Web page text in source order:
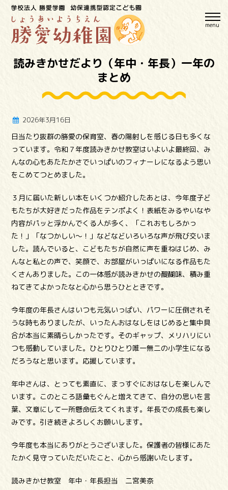
読みきかせだより（年中・年長）一年の
まとめ
2026年3月16日
日当たり抜群の勝愛の保育室、春の陽射しを感じる日も多くな
っています。令和７年度読みきかせ教室はいよいよ最終回、み
んなの心もあたたかさでいっぱいのフィナーレになるよう思い
をこめてつとめました。
３月に届いた新しい本をいくつか紹介したあとは、今年度子ど
もたちが大好きだった作品をテンポよく！表紙をみるやいなや
内容がパッと浮かんでくる人が多く、「これおもしろかっ
た！」「なつかしい～！」などなどいろいろな声が飛び交いま
した。読んでいると、こどもたちが自然に声を重ねはじめ、み
んなと私との声で、笑顔で、お部屋がいっぱいになる作品もた
くさんありました。この一体感が読みきかせの醍醐味、積み重
ねてきてよかったなと心から思うひとときです。
今年度の年長さんはいつも元気いっぱい、パワーに圧倒されそ
うな時もありましたが、いったんおはなしをはじめると集中具
合が本当に素晴らしかったです。そのギャップ、メリハリにい
つも感動していました。ひとりひとり唯一無二の小学生になる
だろうなと思います。応援しています。
年中さんは、とっても素直に、まっすぐにおはなしを楽しんで
います。このところ語彙もぐんと増えてきて、自分の思いを言
葉、文章にして一所懸命伝えてくれます。年長での成長も楽し
みです。引き続きよろしくお願いします。
今年度も本当にありがとうございました。保護者の皆様にあた
たかく見守っていただいたこと、心から感謝いたします。
読みきかせ教室 年中・年長担当 二宮美奈
menu